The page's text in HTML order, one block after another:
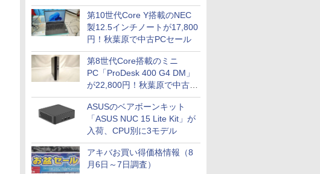
木製パネルや背面コネクタ対
応トレイなど
第10世代Core Y搭載のNEC
製12.5インチノートが17,800
円！秋葉原で中古PCセール
第8世代Core搭載のミニ
PC「ProDesk 400 G4 DM」
が22,800円！秋葉原で中古
PCセール
ASUSのベアボーンキット
「ASUS NUC 15 Lite Kit」が
入荷、CPU別に3モデル
アキバお買い得価格情報（8
月6日～7日調査）